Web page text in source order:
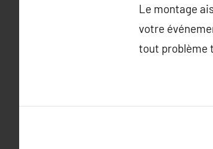
Le montage
votre
tout problème